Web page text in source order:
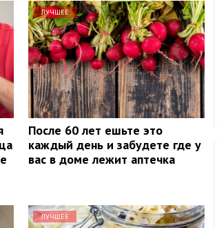
ЛУЧШЕЕ
После 60 лет ешьте это
каждый день и забудете где у
вас в доме лежит аптечка
ЛУЧШЕЕ